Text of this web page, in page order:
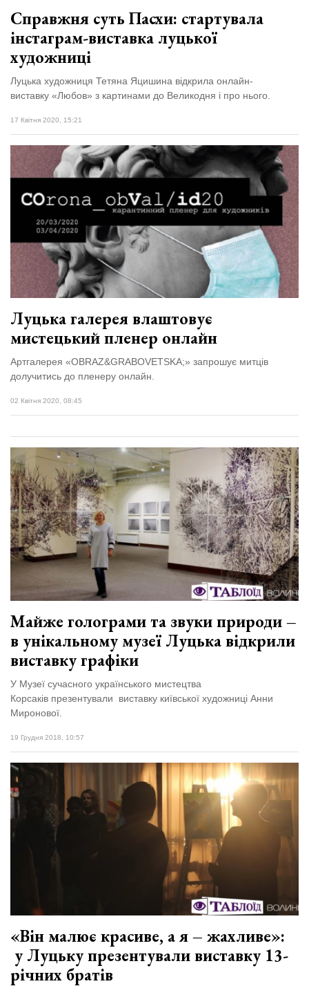
Справжня суть Пасхи: стартувала
інстаграм-виставка луцької
художниці
Луцька художниця Тетяна Яцишина відкрила онлайн-
виставку «Любов» з картинами до Великодня і про нього.
17 Квітня 2020, 15:21
Луцька галерея влаштовує
мистецький пленер онлайн
Артгалерея «ОBRAZ&GRABOVETSKA;» запрошує митців
долучитись до пленеру онлайн.
02 Квітня 2020, 08:45
Майже голограми та звуки природи –
в унікальному музеї Луцька відкрили
виставку графіки
У Музеї сучасного українського мистецтва
Корсаків презентували виставку київської художниці Анни
Миронової.
19 Грудня 2018, 10:57
«Він малює красиве, а я – жахливе»:
у Луцьку презентували виставку 13-
річних братів